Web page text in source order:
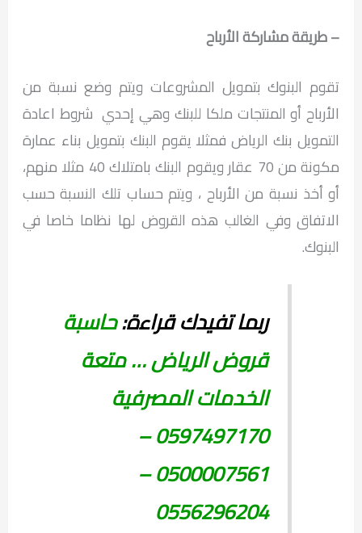
– طريقة مشاركة الأرباح
تقوم البنوك بتمويل المشروعات ويتم وضع نسبة من
الأرباح أو المنتجات ملكا للبنك وهي إحدي شروط اعادة
التمويل بنك الرياض فمثلا يقوم البنك بتمويل بناء عمارة
مكونة من 70 عقار ويقوم البنك بامتلاك 40 مثلا منهم،
أو أخذ نسبة من الأرباح ، ويتم حساب تلك النسبة حسب
الاتفاق وفي الغالب هذه القروض لها نظاما خاصا في
البنوك.
ربما تفيدك قراءة:حاسبة
قروض الرياض … متعة
الخدمات المصرفية
0597497170 –
0500007561 –
0556296204